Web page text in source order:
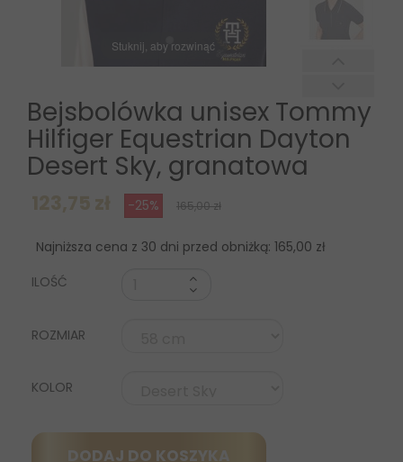
Stuknij, aby rozwinąć
Bejsbolówka unisex Tommy
Hilfiger Equestrian Dayton
Desert Sky, granatowa
-25% 165,00 zł
Najniższa cena z 30 dni przed obniżką: 165,00 zł
ILOŚĆ
ROZMIAR
KOLOR
DODAJ DO KOSZYKA